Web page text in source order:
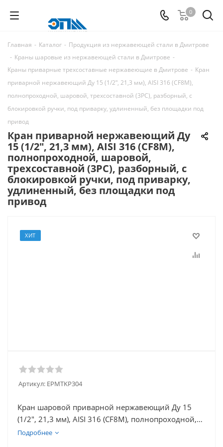
0
Главная - Каталог - Продукция из нержавеющей стали в Дмитрове
- Краны шаровые из нержавеющей стали в Дмитрове -
Краны приварные трехсоставные нержавеющие в Дмитрове - Кран
приварной нержавеющий Ду 15 (1/2ʺ, 21,3 мм), AISI 316 (CF8M),
полнопроходной, шаровой, трехсоставной (3PC), разборный, с
блокировкой ручки, под приварку, удлиненный, без площадки под
привод
Кран приварной нержавеющий Ду
15 (1/2ʺ, 21,3 мм), AISI 316 (CF8M),
полнопроходной, шаровой,
трехсоставной (3PC), разборный, с
блокировкой ручки, под приварку,
удлиненный, без площадки под
привод
ХИТ
Артикул: EPMTKP304
Кран шаровой приварной нержавеющий Ду 15
(1/2", 21,3 мм), AISI 316 (CF8M), полнопроходной,
трехсоставной (3PC), разборный, с блокировкой
Подробнее